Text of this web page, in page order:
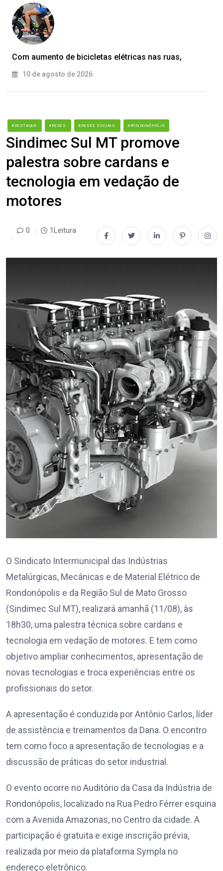
Com aumento de bicicletas elétricas nas ruas,
10 de agosto de 2026
#DESTAQUE #REDES #REDES SOCIAIS #RONDONÓPOLIS
Sindimec Sul MT promove
palestra sobre cardans e
tecnologia em vedação de
motores
0 1Leitura
O Sindicato Intermunicipal das Indústrias
Metalúrgicas, Mecânicas e de Material Elétrico de
Rondonópolis e da Região Sul de Mato Grosso
(Sindimec Sul MT), realizará amanhã (11/08), às
18h30, uma palestra técnica sobre cardans e
tecnologia em vedação de motores. E tem como
objetivo ampliar conhecimentos, apresentação de
novas tecnologias e troca experiências entre os
profissionais do setor.
A apresentação é conduzida por Antônio Carlos, líder
de assistência e treinamentos da Dana. O encontro
tem como foco a apresentação de tecnologias e a
discussão de práticas do setor industrial.
O evento ocorre no Auditório da Casa da Indústria de
Rondonópolis, localizado na Rua Pedro Férrer esquina
com a Avenida Amazonas, no Centro da cidade. A
participação é gratuita e exige inscrição prévia,
realizada por meio da plataforma Sympla no
endereço eletrônico.